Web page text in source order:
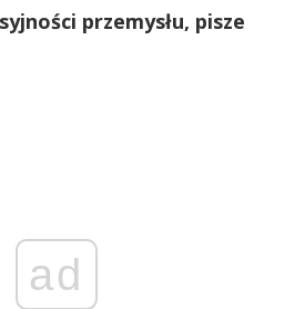
przemysłu, pisze
ad